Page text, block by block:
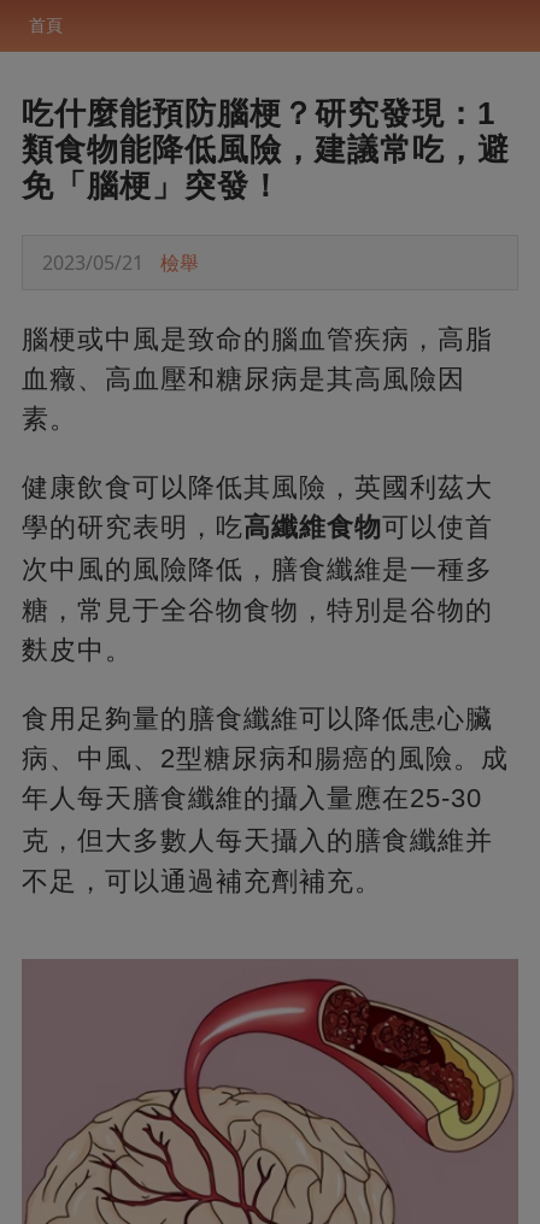
首頁
吃什麼能預防腦梗？研究發現：1
類食物能降低風險，建議常吃，避
免「腦梗」突發！
2023/05/21 檢舉
腦梗或中風是致命的腦血管疾病，高脂
血癥、高血壓和糖尿病是其高風險因
素。
健康飲食可以降低其風險，英國利茲大
學的研究表明，吃高纖維食物可以使首
次中風的風險降低， 膳食纖維是一種多
糖，常見于全谷物食物，特別是谷物的
麩皮中。
食用足夠量的膳食纖維可以降低患心臟
病、中風、2型糖尿病和腸癌的風險。成
年人每天膳食纖維的攝入量應在25-30
克， 但大多數人每天攝入的膳食纖維并
不足，可以通過補充劑補充。